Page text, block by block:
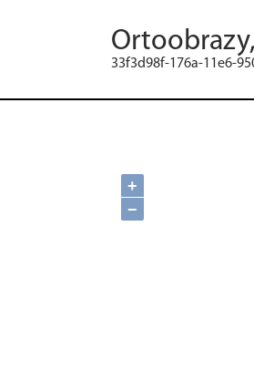
33f3d98f-176a-11e6-
+
−